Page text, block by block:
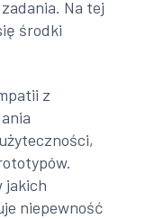
Na tej
środki
z
jakich
niepewność